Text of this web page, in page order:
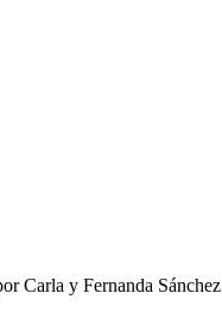
Carla y Fernanda Sánchez